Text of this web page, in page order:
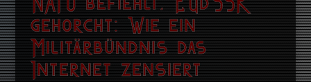
gehorcht: Wie ein
Militärbündnis das
Internet zensiert